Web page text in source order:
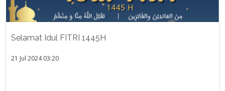
Selamat Idul FITRI 1445H
21 Jul 2024 03:20